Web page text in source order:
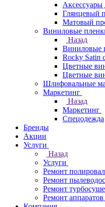
Глянцевый
Матовый
Виниловые
Назад
Виниловые
Rocky Satin
Цветные
Цветные
Шлифовальные
Маркетинг
Назад
Маркетинг
Спецодежда
Бренды
Акции
Услуги
Назад
Услуги
Ремонт
Ремонт
Ремонт
Ремонт